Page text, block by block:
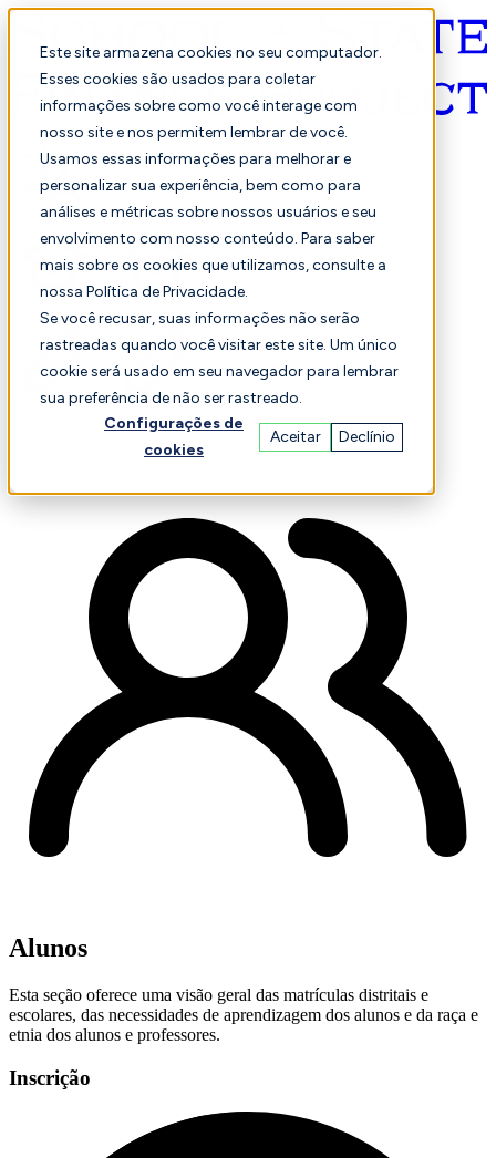
Este site armazena cookies no seu computador.
Esses cookies são usados para coletar
informações sobre como você interage com
nosso site e nos permitem lembrar de você.
Usamos essas informações para melhorar e
personalizar sua experiência, bem como para
análises e métricas sobre nossos usuários e seu
envolvimento com nosso conteúdo. Para saber
mais sobre os cookies que utilizamos, consulte a
nossa Política de Privacidade.
Se você recusar, suas informações não serão
rastreadas quando você visitar este site. Um único
cookie será usado em seu navegador para lembrar
sua preferência de não ser rastreado.
Configurações de
cookies
Aceitar Declínio
Português
Selecionado Comparação
Finança Desempenho
Alunos
Esta seção oferece uma visão geral das matrículas distritais e
escolares, das necessidades de aprendizagem dos alunos e da raça e
etnia dos alunos e professores.
Inscrição